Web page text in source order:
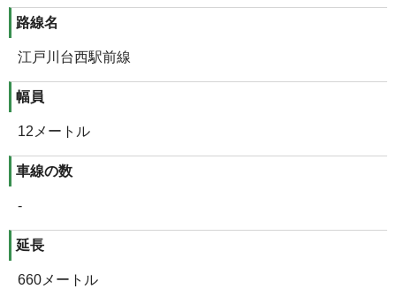
路線名
江戸川台西駅前線
幅員
12メートル
車線の数
-
延長
660メートル